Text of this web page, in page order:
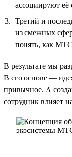
ассоциируют
Третий и
из смежных
понять, как
В результате мы
В его основе —
привычное. А
сотрудник влияет